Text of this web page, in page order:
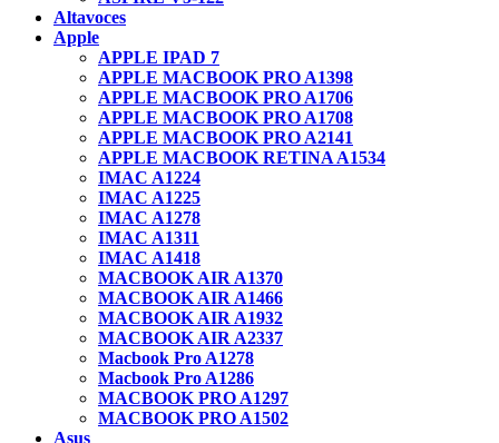
Altavoces
Apple
APPLE IPAD 7
APPLE MACBOOK PRO A1398
APPLE MACBOOK PRO A1706
APPLE MACBOOK PRO A1708
APPLE MACBOOK PRO A2141
APPLE MACBOOK RETINA A1534
IMAC A1224
IMAC A1225
IMAC A1278
IMAC A1311
IMAC A1418
MACBOOK AIR A1370
MACBOOK AIR A1466
MACBOOK AIR A1932
MACBOOK AIR A2337
Macbook Pro A1278
Macbook Pro A1286
MACBOOK PRO A1297
MACBOOK PRO A1502
Asus